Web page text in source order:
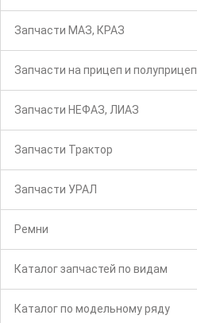
Запчасти МАЗ, КРАЗ
Запчасти на прицеп и полуприцеп
Запчасти НЕФАЗ, ЛИАЗ
Запчасти Трактор
Запчасти УРАЛ
Ремни
Каталог запчастей по видам
Каталог по модельному ряду